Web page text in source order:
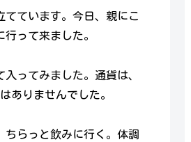
ています。今日、親にこ
って来ました。
ってみました。通貨は、
ありませんでした。
ちらっと飲みに行く。体調